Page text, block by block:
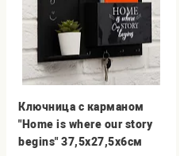
Ключница с карманом
"Home is where our story
begins" 37,5х27,5х6см